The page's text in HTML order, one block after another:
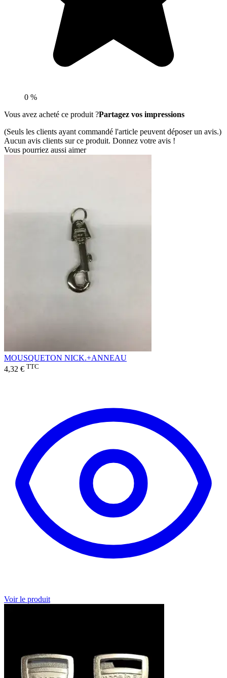
0 %
Vous avez acheté ce produit ?Partagez vos impressions
(Seuls les clients ayant commandé l'article peuvent déposer un avis.)
Aucun avis clients sur ce produit. Donnez votre avis !
Vous pourriez aussi aimer
MOUSQUETON NICK.+ANNEAU
4,32 € TTC
Voir le produit